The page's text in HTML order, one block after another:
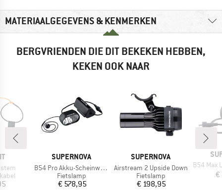
MATERIAALGEGEVENS & KENMERKEN
BERGVRIENDEN DIE DIT BEKEKEN HEBBEN,
KEKEN OOK NAAR
MERK
SUPERNOVA
Artikel
B54 Pro Akku-Scheinwerfer Set
Productgroep
Fietslamp
Prijs
€ 578,95
MERK
SUPERNOVA
Artikel
Airstream 2 Upside Down
Productgroep
Fietslamp
Prijs
€ 198,95
Artikel
B54 Max
€